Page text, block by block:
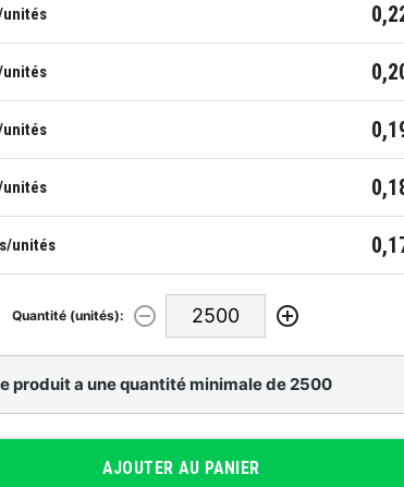
unités
unités
unités
unités
unités
Quantité (unités):
produit a une quantité minimale de 2500
AJOUTER AU PANIER